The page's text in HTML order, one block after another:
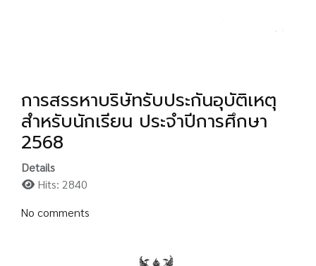
การสรรหาบริษัทรับประกันอุบัติเหตุ
สำหรับนักเรียน ประจำปีการศึกษา
2568
Details
Hits: 2840
No comments